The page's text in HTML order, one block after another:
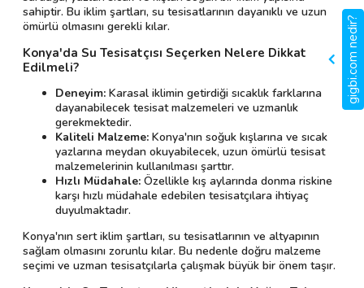
sahiptir. Bu iklim şartları, su tesisatlarının dayanıklı ve uzun
ömürlü olmasını gerekli kılar.
Konya'da Su Tesisatçısı Seçerken Nelere Dikkat
Edilmeli?
Deneyim: Karasal iklimin getirdiği sıcaklık farklarına
dayanabilecek tesisat malzemeleri ve uzmanlık
gerekmektedir.
Kaliteli Malzeme: Konya'nın soğuk kışlarına ve sıcak
yazlarına meydan okuyabilecek, uzun ömürlü tesisat
malzemelerinin kullanılması şarttır.
Hızlı Müdahale: Özellikle kış aylarında donma riskine
karşı hızlı müdahale edebilen tesisatçılara ihtiyaç
duyulmaktadır.
Konya'nın sert iklim şartları, su tesisatlarının ve altyapının
sağlam olmasını zorunlu kılar. Bu nedenle doğru malzeme
seçimi ve uzman tesisatçılarla çalışmak büyük bir önem taşır.
gigbi.com nedir?